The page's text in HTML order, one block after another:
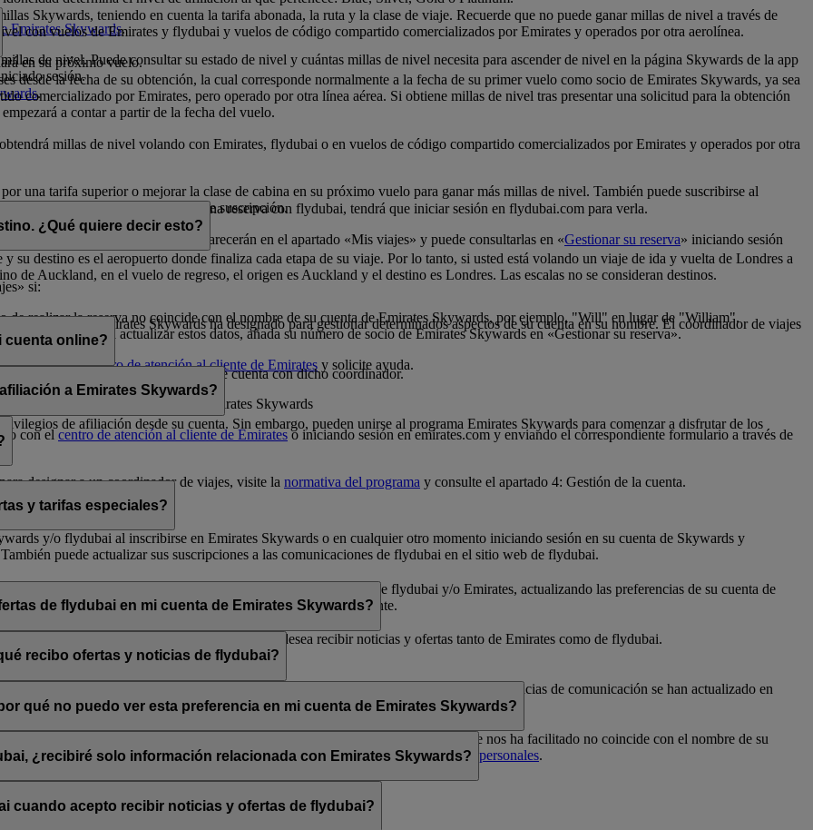
Emirates Skywards.
de nivel. Puede consultar su estado de nivel y cuántas millas de nivel necesita para ascender de nivel en la página Skywards de la app
sesión.
Skywards, teniendo en cuenta la tarifa abonada, la ruta y la clase de viaje. Recuerde que no puede ganar millas de nivel a través de
con vuelos de Emirates y flydubai y vuelos de código compartido comercializados por Emirates y operados por otra aerolínea.
en su próximo vuelo.
.
desde la fecha de su obtención, la cual corresponde normalmente a la fecha de su primer vuelo como socio de Emirates Skywards, ya sea
comercializado por Emirates, pero operado por otra línea aérea. Si obtiene millas de nivel tras presentar una solicitud para la obtención
a contar a partir de la fecha del vuelo.
millas de nivel volando con Emirates, flydubai o en vuelos de código compartido comercializados por Emirates y operados por otra
una tarifa superior o mejorar la clase de cabina en su próximo vuelo para ganar más millas de nivel. También puede suscribirse al
millas de nivel durante el período de suscripción.
con Emirates. Si dispone de una reserva con flydubai, tendrá que iniciar sesión en flydubai.com para verla.
con millas Skywards) también aparecerán en el apartado «Mis viajes» y puede consultarlas en «Gestionar su reserva» iniciando sesión
si:
de realizar la reserva no coincide con el nombre de su cuenta de Emirates Skywards, por ejemplo, "Will" en lugar de "William".
a la reserva. Para actualizar estos datos, añada su número de socio de Emirates Skywards en «Gestionar su reserva».
llame a uncentro de atención al cliente de Emirates y solicite ayuda.
¿Qué quiere decir esto?
y su destino es el aeropuerto donde finaliza cada etapa de su viaje. Por lo tanto, si usted está volando un viaje de ida y vuelta de Londres a
de Auckland, en el vuelo de regreso, el origen es Auckland y el destino es Londres. Las escalas no se consideran destinos.
un socio de Emirates Skywards ha designado para gestionar determinados aspectos de su cuenta en su nombre. El coordinador de viajes
con la afiliación del socio a Emirates Skywards
con el centro de atención al cliente de Emirateso iniciando sesión en emirates.com y enviando el correspondiente formulario a través de
designar a un coordinador de viajes, visite la normativa del programa y consulte el apartado 4: Gestión de la cuenta.
cuenta online?
que comparta sus credenciales de cuenta con dicho coordinador.
a Emirates Skywards?
de afiliación desde su cuenta. Sin embargo, pueden unirse al programa Emirates Skywards para comenzar a disfrutar de los
y tarifas especiales?
y/o flydubai al inscribirse en Emirates Skywards o en cualquier otro momento iniciando sesión en su cuenta de Skywards y
puede actualizar sus suscripciones a las comunicaciones de flydubai en el sitio web de flydubai.
de baja» que encontrará al final de los correos electrónicos de flydubai y/o Emirates, actualizando las preferencias de su cuenta de
a través de su chat en directo o su centro de atención al cliente.
de flydubai en mi cuenta de Emirates Skywards?
flydubai. Por tanto, tiene la opción de decidir si desea recibir noticias y ofertas tanto de Emirates como de flydubai.
recibo ofertas y noticias de flydubai?
a las noticias y ofertas de Emirates, Emirates Skywards o flydubai. Sus preferencias de comunicación se han actualizado en
qué no puedo ver esta preferencia en mi cuenta de Emirates Skywards?
está asociada con varios números de socio de Emirates Skywards o el nombre que nos ha facilitado no coincide con el nombre de su
Skywards y actualice sus suscripciones por correo electrónico enPreferencias personales.
¿recibiré solo información relacionada con Emirates Skywards?
cuando acepto recibir noticias y ofertas de flydubai?